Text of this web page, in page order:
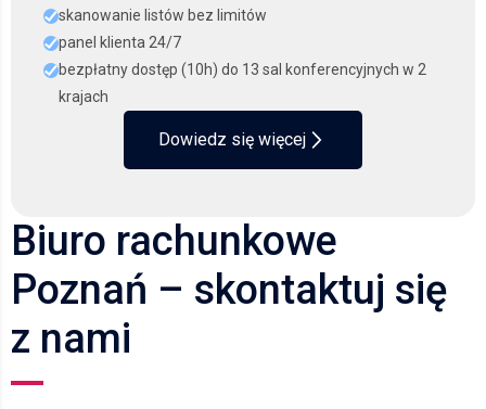
skanowanie listów bez limitów
panel klienta 24/7
bezpłatny dostęp (10h) do 13 sal konferencyjnych w 2
krajach
Dowiedz się więcej
Biuro rachunkowe
Poznań – skontaktuj się
z nami